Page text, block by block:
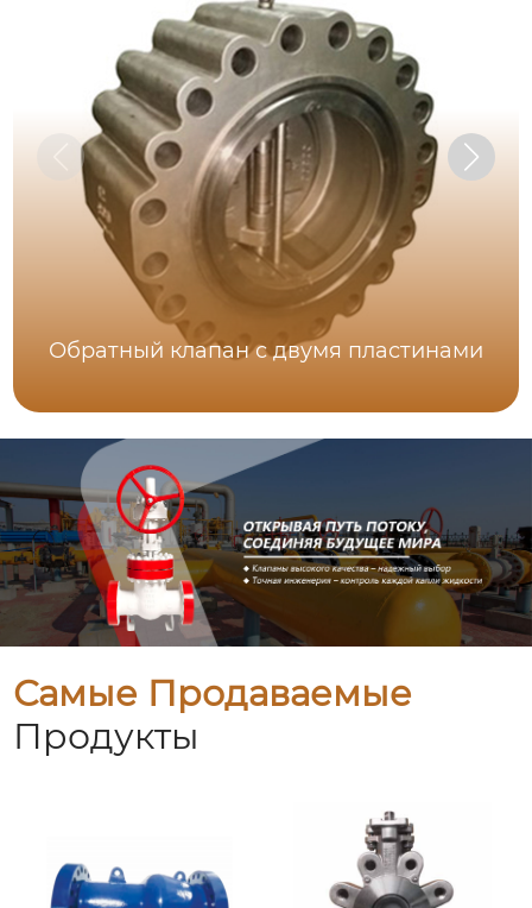
Обратный клапан с двумя пластинами
Самые Продаваемые
Продукты